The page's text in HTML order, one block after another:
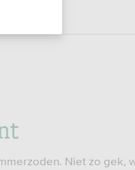
Niet zo gek,